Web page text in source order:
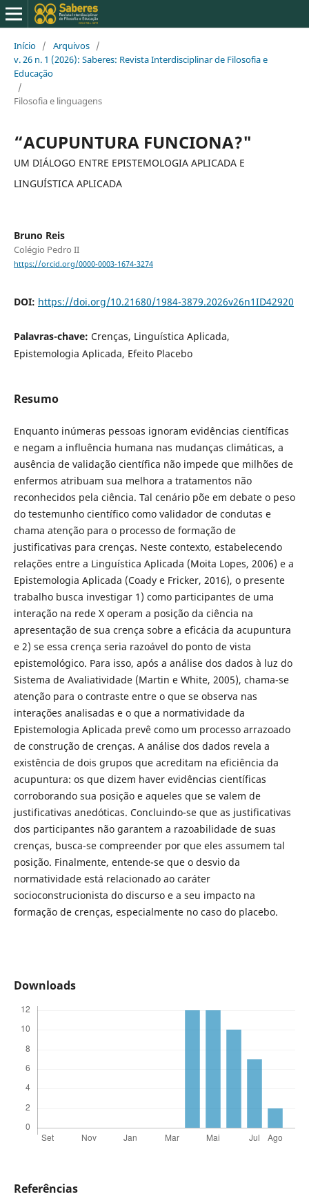
Início / Arquivos /
v. 26 n. 1 (2026): Saberes: Revista Interdisciplinar de Filosofia e
Educação
/
Filosofia e linguagens
“ACUPUNTURA FUNCIONA?"
UM DIÁLOGO ENTRE EPISTEMOLOGIA APLICADA E
LINGUÍSTICA APLICADA
Bruno Reis
Colégio Pedro II
https://orcid.org/0000-0003-1674-3274
DOI: https://doi.org/10.21680/1984-3879.2026v26n1ID42920
Palavras-chave: Crenças, Linguística Aplicada,
Epistemologia Aplicada, Efeito Placebo
Resumo
Enquanto inúmeras pessoas ignoram evidências científicas
e negam a influência humana nas mudanças climáticas, a
ausência de validação científica não impede que milhões de
enfermos atribuam sua melhora a tratamentos não
reconhecidos pela ciência. Tal cenário põe em debate o peso
do testemunho científico como validador de condutas e
chama atenção para o processo de formação de
justificativas para crenças. Neste contexto, estabelecendo
relações entre a Linguística Aplicada (Moita Lopes, 2006) e a
Epistemologia Aplicada (Coady e Fricker, 2016), o presente
trabalho busca investigar 1) como participantes de uma
interação na rede X operam a posição da ciência na
apresentação de sua crença sobre a eficácia da acupuntura
e 2) se essa crença seria razoável do ponto de vista
epistemológico. Para isso, após a análise dos dados à luz do
Sistema de Avaliatividade (Martin e White, 2005), chama-se
atenção para o contraste entre o que se observa nas
interações analisadas e o que a normatividade da
Epistemologia Aplicada prevê como um processo arrazoado
de construção de crenças. A análise dos dados revela a
existência de dois grupos que acreditam na eficiência da
acupuntura: os que dizem haver evidências científicas
corroborando sua posição e aqueles que se valem de
justificativas anedóticas. Concluindo-se que as justificativas
dos participantes não garantem a razoabilidade de suas
crenças, busca-se compreender por que eles assumem tal
posição. Finalmente, entende-se que o desvio da
normatividade está relacionado ao caráter
socioconstrucionista do discurso e a seu impacto na
formação de crenças, especialmente no caso do placebo.
Downloads
Referências